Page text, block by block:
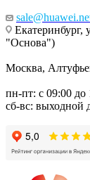
Екатеринбург,
"Основа")
Москва,
пн-пт: с 09:00 до
сб-вс: выходной